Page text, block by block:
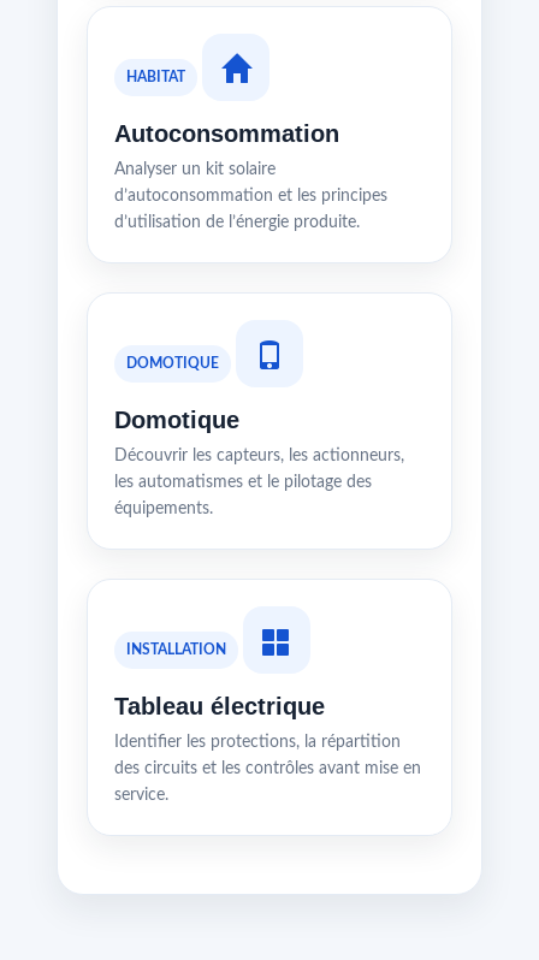
HABITAT
Autoconsommation
Analyser un kit solaire
d’autoconsommation et les principes
d’utilisation de l’énergie produite.
DOMOTIQUE
Domotique
Découvrir les capteurs, les actionneurs,
les automatismes et le pilotage des
équipements.
INSTALLATION
Tableau électrique
Identifier les protections, la répartition
des circuits et les contrôles avant mise en
service.